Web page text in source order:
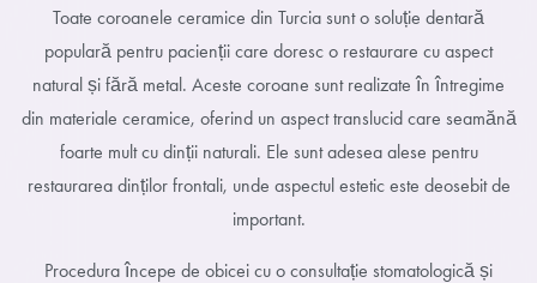
Toate coroanele ceramice din Turcia sunt o soluție dentară
populară pentru pacienții care doresc o restaurare cu aspect
natural și fără metal. Aceste coroane sunt realizate în întregime
din materiale ceramice, oferind un aspect translucid care seamănă
foarte mult cu dinții naturali. Ele sunt adesea alese pentru
restaurarea dinților frontali, unde aspectul estetic este deosebit de
important.
Procedura începe de obicei cu o consultație stomatologică și